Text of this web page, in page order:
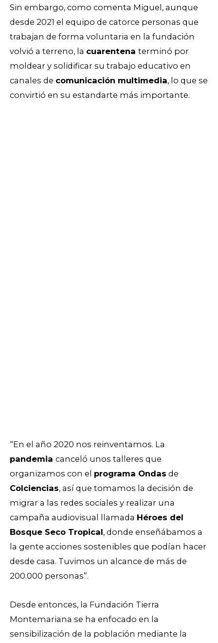
Sin embargo, como comenta Miguel, aunque
desde 2021 el equipo de catorce personas que
trabajan de forma voluntaria en la fundación
volvió a terreno, la cuarentena terminó por
moldear y solidificar su trabajo educativo en
canales de comunicación multimedia, lo que se
convirtió en su estandarte más importante.
“En el año 2020 nos reinventamos. La
pandemia canceló unos talleres que
organizamos con el programa Ondas de
Colciencias, así que tomamos la decisión de
migrar a las redes sociales y realizar una
campaña audiovisual llamada Héroes del
Bosque Seco Tropical, donde enseñábamos a
la gente acciones sostenibles que podían hacer
desde casa. Tuvimos un alcance de más de
200.000 personas”.
Desde entonces, la Fundación Tierra
Montemariana se ha enfocado en la
sensibilización de la población mediante la